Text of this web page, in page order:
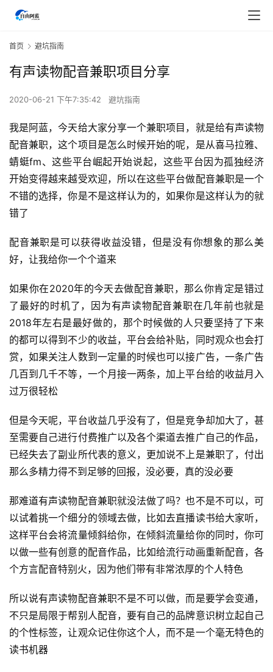
首
页
首页 避坑指南
有声读物配音兼职项目分享
2020-06-21 下午7:35:42 避坑指南
我是阿蓝，今天给大家分享一个兼职项目，就是给有声读物
配音兼职，这个项目是怎么时候开始的呢，是从喜马拉雅、
蜻蜓fm、这些平台崛起开始说起，这些平台因为孤独经济
开始变得越来越受欢迎，所以在这些平台做配音兼职是一个
不错的选择，你是不是这样认为的，如果你是这样认为的就
错了
配音兼职是可以获得收益没错，但是没有你想象的那么美
好，让我给你一个个道来
如果你在2020年的今天去做配音兼职，那么你肯定是错过
了最好的时机了，因为有声读物配音兼职在几年前也就是
2018年左右是最好做的，那个时候做的人只要坚持了下来
的都可以得到不少的收益，平台会给补贴，同时观众也会打
赏，如果关注人数到一定量的时候也可以接广告，一条广告
几百到几千不等，一个月接一两条，加上平台给的收益月入
过万很轻松
但是今天呢，平台收益几乎没有了，但是竞争却加大了，甚
至需要自己进行付费推广以及各个渠道去推广自己的作品，
已经失去了副业所代表的意义，更加说不上是兼职了，付出
那么多精力得不到足够的回报，没必要，真的没必要
那难道有声读物配音兼职就没法做了吗？也不是不可以，可
以试着挑一个细分的领域去做，比如去直播读书给大家听，
这样平台会将流量倾斜给你，在倾斜流量给你的同时，你可
以做一些有创意的配音作品，比如给流行动画重新配音，各
个方言配音特别火，因为他们带有非常浓厚的个人特色
所以说有声读物配音兼职不是不可以做，而是要学会变通，
不只是局限于帮别人配音，要有自己的品牌意识树立起自己
的个性标签，让观众记住你这个人，而不是一个毫无特色的
读书机器